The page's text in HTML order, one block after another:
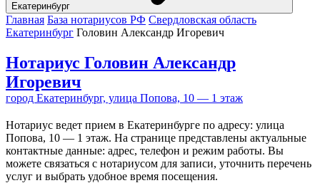
Екатеринбург
Главная База нотариусов РФ Свердловская область
Екатеринбург Головин Александр Игоревич
Нотариус Головин Александр
Игоревич
город Екатеринбург, улица Попова, 10 — 1 этаж
Нотариус ведет прием в Екатеринбурге по адресу: улица
Попова, 10 — 1 этаж. На странице представлены актуальные
контактные данные: адрес, телефон и режим работы. Вы
можете связаться с нотариусом для записи, уточнить перечень
услуг и выбрать удобное время посещения.